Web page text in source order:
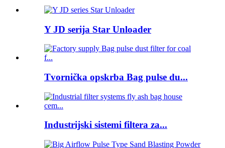
Y JD serija Star Unloader
Tvornička opskrba Bag pulse du...
Industrijski sistemi filtera za...